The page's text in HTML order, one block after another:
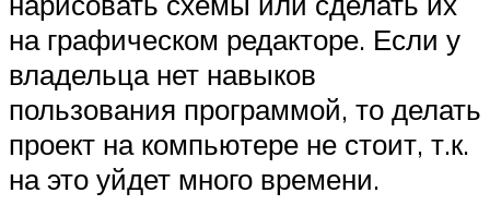
на графическом редакторе. Если у
владельца нет навыков
пользования программой, то делать
проект на компьютере не стоит, т.к.
на это уйдет много времени.